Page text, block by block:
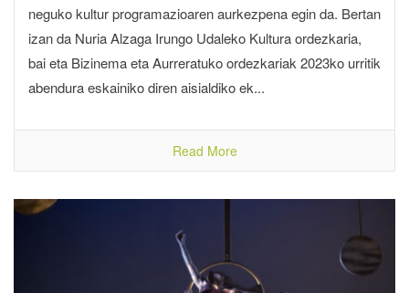
neguko kultur programazioaren aurkezpena egin da. Bertan
izan da Nuria Alzaga Irungo Udaleko Kultura ordezkaria,
bai eta Bizinema eta Aurreratuko ordezkariak 2023ko urritik
abendura eskainiko diren aisialdiko ek...
Read More